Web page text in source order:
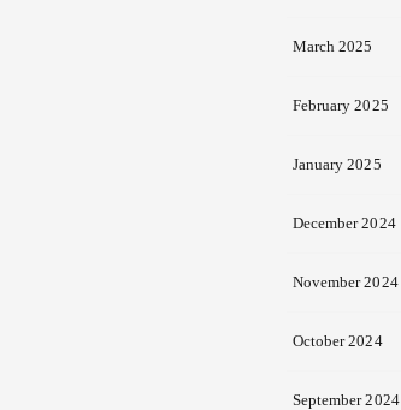
March 2025
February 2025
January 2025
December 2024
November 2024
October 2024
September 2024